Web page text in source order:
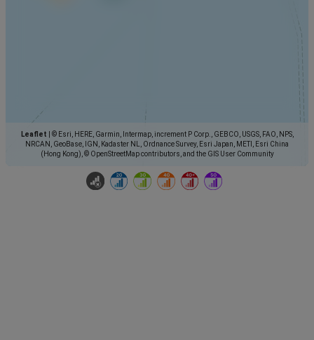
Leaflet
© Esri, HERE, Garmin, Intermap, increment P Corp., GEBCO, USGS, FAO, NPS,
NRCAN, GeoBase, IGN, Kadaster NL, Ordnance Survey, Esri Japan, METI, Esri China
(Hong Kong), © OpenStreetMap contributors, and the GIS User Community